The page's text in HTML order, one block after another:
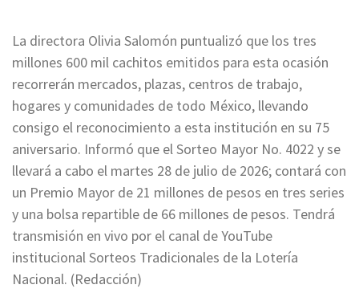
La directora Olivia Salomón puntualizó que los tres
millones 600 mil cachitos emitidos para esta ocasión
recorrerán mercados, plazas, centros de trabajo,
hogares y comunidades de todo México, llevando
consigo el reconocimiento a esta institución en su 75
aniversario. Informó que el Sorteo Mayor No. 4022 y se
llevará a cabo el martes 28 de julio de 2026; contará con
un Premio Mayor de 21 millones de pesos en tres series
y una bolsa repartible de 66 millones de pesos. Tendrá
transmisión en vivo por el canal de YouTube
institucional Sorteos Tradicionales de la Lotería
Nacional. (Redacción)